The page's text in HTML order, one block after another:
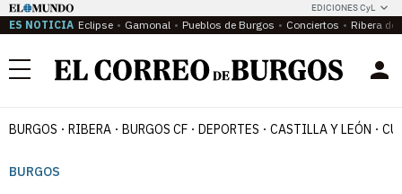
EDICIONES CyL
ES NOTICIA Eclipse Gamonal Pueblos de Burgos Conciertos Ribera del
Menú
BURGOS RIBERA BURGOS CF DEPORTES CASTILLA Y LEÓN
BURGOS